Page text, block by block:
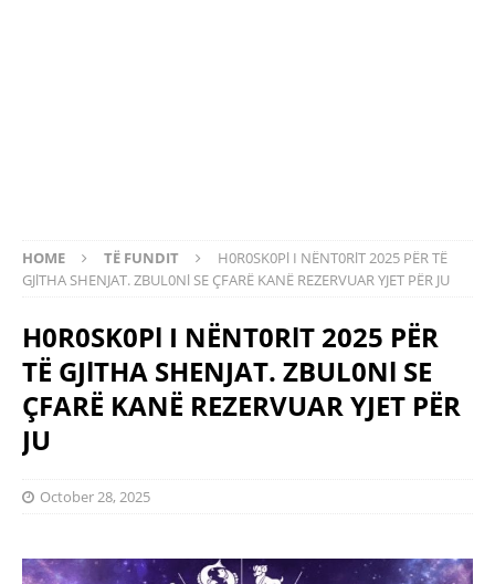
HOME TË FUNDIT
H0R0SK0Pl I NËNT0RlT 2025 PËR TË
GJlTHA SHENJAT. ZBUL0Nl SE ÇFARË KANË REZERVUAR YJET PËR JU
H0R0SK0Pl I NËNT0RlT 2025 PËR
TË GJlTHA SHENJAT. ZBUL0Nl SE
ÇFARË KANË REZERVUAR YJET PËR
JU
October 28, 2025